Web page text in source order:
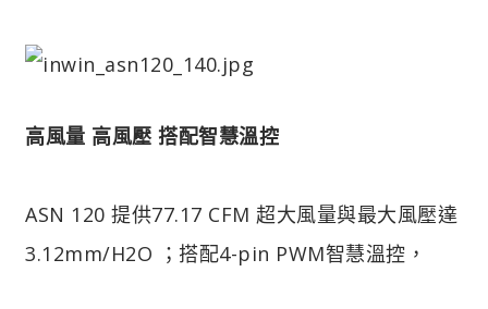
高風量 高風壓 搭配智慧溫控
ASN 120 提供77.17 CFM 超大風量與最大風壓達
3.12mm/H2O ；搭配4-pin PWM智慧溫控，